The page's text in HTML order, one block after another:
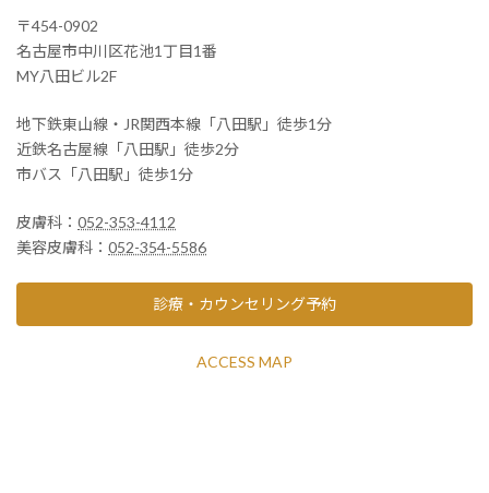
〒454-0902
名古屋市中川区花池1丁目1番
MY八田ビル2F
地下鉄東山線・JR関西本線「八田駅」徒歩1分
近鉄名古屋線「八田駅」徒歩2分
市バス「八田駅」徒歩1分
皮膚科： 052-353-4112
美容皮膚科： 052-354-5586
診療・カウンセリング予約
ACCESS MAP